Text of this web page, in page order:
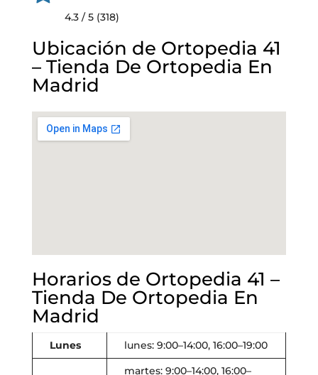
4.3 / 5 (318)
Ubicación de Ortopedia 41
– Tienda De Ortopedia En
Madrid
Horarios de Ortopedia 41 –
Tienda De Ortopedia En
Madrid
Lunes lunes: 9:00–14:00, 16:00–19:00
martes: 9:00–14:00, 16:00–